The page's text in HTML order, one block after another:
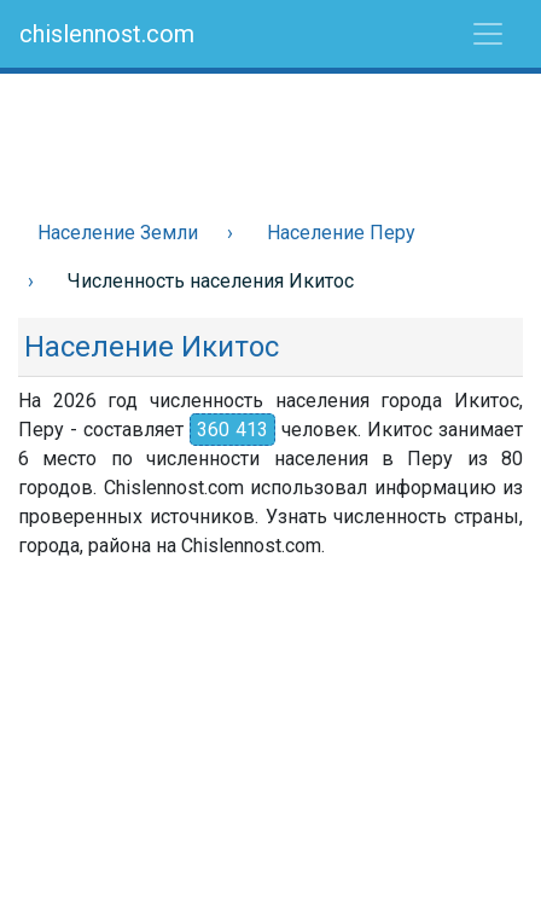
chislennost.com
Население Земли Население Перу
Численность населения Икитос
Население Икитос
На 2026 год численность населения города Икитос,
Перу - составляет 360 413
человек. Икитос занимает
6 место по численности населения в Перу из 80
городов. Chislennost.com использовал информацию из
проверенных источников. Узнать численность страны,
города, района на Chislennost.com.